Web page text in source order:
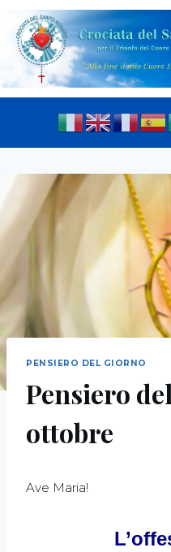
PENSIERO DEL GIORNO
Pensiero
ottobre
Ave Maria!